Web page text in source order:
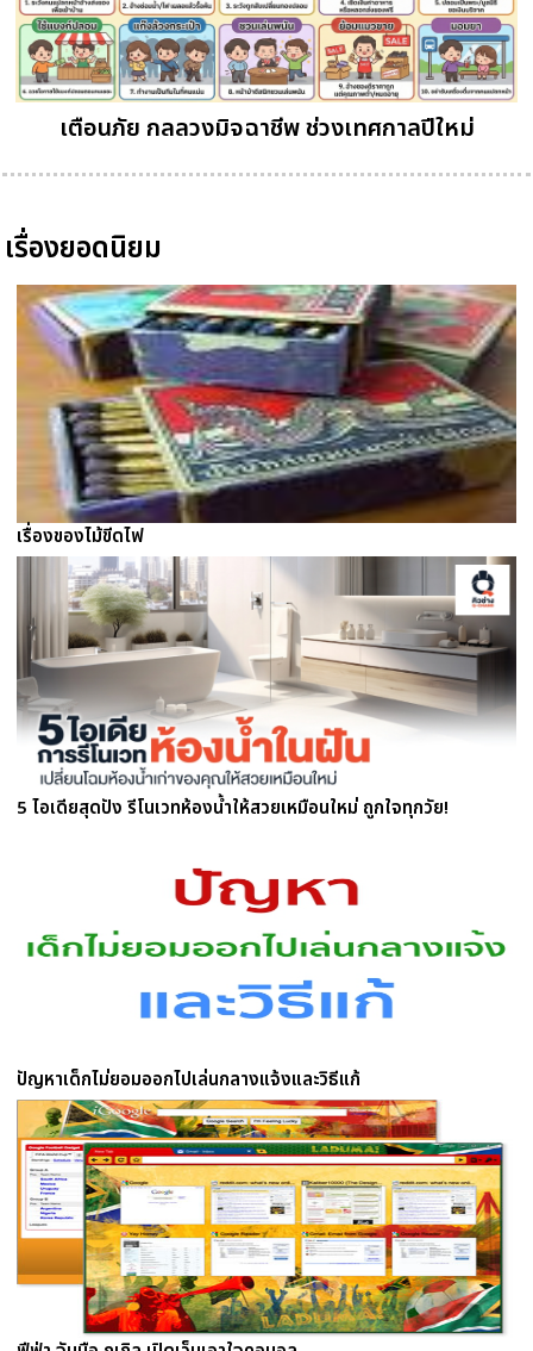
เตือนภัย กลลวงมิจฉาชีพ ช่วงเทศกาลปีใหม่
เรื่องยอดนิยม
เรื่องของไม้ขีดไฟ
5 ไอเดียสุดปัง รีโนเวทห้องน้ำให้สวยเหมือนใหม่ ถูกใจทุกวัย!
ปัญหาเด็กไม่ยอมออกไปเล่นกลางแจ้งและวิธีแก้